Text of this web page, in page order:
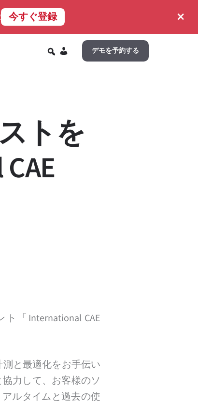
今すぐ登録 ×
デモを予約する
トを
「International CAE
と最適化をお手伝い
力して、お客様のソ
ルタイムと過去の使